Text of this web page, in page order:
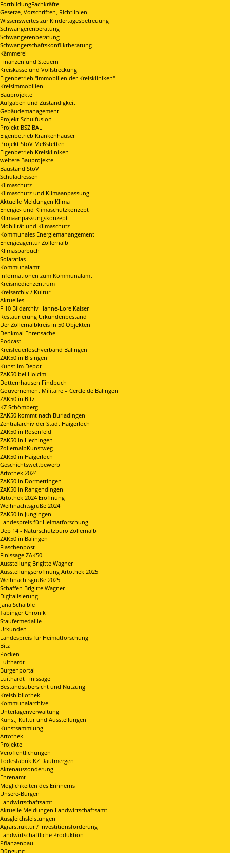
FortbildungFachkräfte
Gesetze, Vorschriften, Richtlinien
Wissenswertes zur Kindertagesbetreuung
Schwangerenberatung
Schwangerenberatung
Schwangerschaftskonfliktberatung
Kämmerei
Finanzen und Steuern
Kreiskasse und Vollstreckung
Eigenbetrieb "Immobilien der Kreiskliniken"
Kreisimmobilien
Bauprojekte
Aufgaben und Zuständigkeit
Gebäudemanagement
Projekt Schulfusion
Projekt BSZ BAL
Eigenbetrieb Krankenhäuser
Projekt StoV Meßstetten
Eigenbetrieb Kreiskliniken
weitere Bauprojekte
Baustand StoV
Schuladressen
Klimaschutz
Klimaschutz und Klimaanpassung
Aktuelle Meldungen Klima
Energie- und Klimaschutzkonzept
Klimaanpassungskonzept
Mobilität und Klimaschutz
Kommunales Energiemanangement
Energieagentur Zollernalb
Klimasparbuch
Solaratlas
Kommunalamt
Informationen zum Kommunalamt
Kreismedienzentrum
Kreisarchiv / Kultur
Aktuelles
F 10 Bildarchiv Hanne-Lore Kaiser
Restaurierung Urkundenbestand
Der Zollernalbkreis in 50 Objekten
Denkmal Ehrensache
Podcast
Kreisfeuerlöschverband Balingen
ZAK50 in Bisingen
Kunst im Depot
ZAK50 bei Holcim
Dotternhausen Findbuch
Gouvernement Militaire – Cercle de Balingen
ZAK50 in Bitz
KZ Schömberg
ZAK50 kommt nach Burladingen
Zentralarchiv der Stadt Haigerloch
ZAK50 in Rosenfeld
ZAK50 in Hechingen
ZollernalbKunstweg
ZAK50 in Haigerloch
Geschichtswettbewerb
Artothek 2024
ZAK50 in Dormettingen
ZAK50 in Rangendingen
Artothek 2024 Eröffnung
Weihnachtsgrüße 2024
ZAK50 in Jungingen
Landespreis für Heimatforschung
Dep 14 - Naturschutzbüro Zollernalb
ZAK50 in Balingen
Flaschenpost
Finissage ZAK50
Ausstellung Brigitte Wagner
Ausstellungseröffnung Artothek 2025
Weihnachtsgrüße 2025
Schaffen Brigitte Wagner
Digitalisierung
Jana Schaible
Täbinger Chronik
Staufermedaille
Urkunden
Landespreis für Heimatforschung
Bitz
Pocken
Luithardt
Burgenportal
Luithardt Finissage
Bestandsübersicht und Nutzung
Kreisbibliothek
Kommunalarchive
Unterlagenverwaltung
Kunst, Kultur und Ausstellungen
Kunstsammlung
Artothek
Projekte
Veröffentlichungen
Todesfabrik KZ Dautmergen
Aktenaussonderung
Ehrenamt
Möglichkeiten des Erinnerns
Unsere-Burgen
Landwirtschaftsamt
Aktuelle Meldungen Landwirtschaftsamt
Ausgleichsleistungen
Agrarstruktur / Investitionsförderung
Landwirtschaftliche Produktion
Pflanzenbau
Düngung